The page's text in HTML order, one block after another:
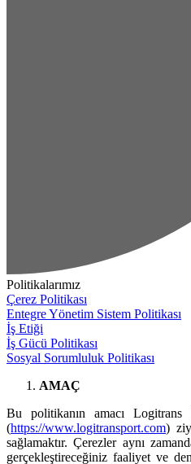
Politikalarımız
Çerez Politikası
Entegre Yönetim Sistem Politikası
İş Etiği
İş Gücü Politikası
Sosyal Sorumluluk Politikası
AMAÇ
Bu politikanın amacı
(https://www.logitransport.com)
sağlamaktır. Çerezler aynı
gerçekleştireceğiniz faaliyet ve